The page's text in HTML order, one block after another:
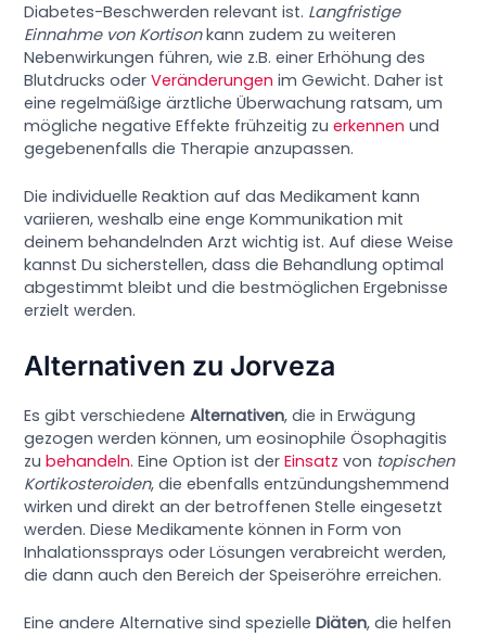
Diabetes-Beschwerden relevant ist. Langfristige
Einnahme von Kortisonkann zudem zu weiteren
Nebenwirkungen führen, wie z.B. einer Erhöhung des
Blutdrucks oderVeränderungen im Gewicht. Daher ist
eine regelmäßige ärztliche Überwachung ratsam, um
mögliche negative Effekte frühzeitig zuerkennen und
gegebenenfalls die Therapie anzupassen.
Die individuelle Reaktion auf das Medikament kann
variieren, weshalb eine enge Kommunikation mit
deinem behandelnden Arzt wichtig ist. Auf diese Weise
kannst Du sicherstellen, dass die Behandlung optimal
abgestimmt bleibt und die bestmöglichen Ergebnisse
erzielt werden.
Alternativen zu Jorveza
Es gibt verschiedeneAlternativen, die in Erwägung
gezogen werden können, um eosinophile Ösophagitis
zubehandeln. Eine Option ist derEinsatz von topischen
Kortikosteroiden, die ebenfalls entzündungshemmend
wirken und direkt an der betroffenen Stelle eingesetzt
werden. Diese Medikamente können in Form von
Inhalationssprays oder Lösungen verabreicht werden,
die dann auch den Bereich der Speiseröhre erreichen.
Eine andere Alternative sind spezielleDiäten, die helfen